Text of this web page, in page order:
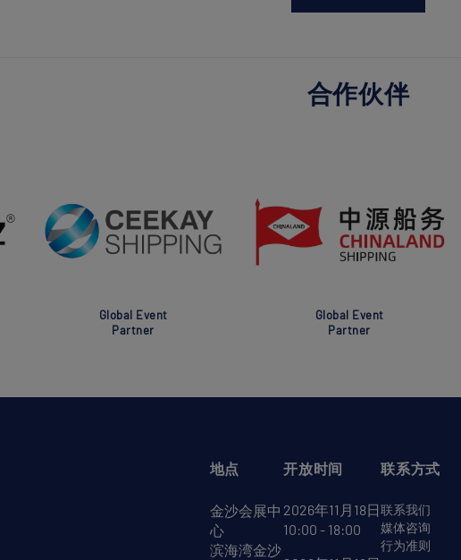
合作伙伴
Global Event
Partner
Global Event
Partner
地点
金沙会展中
心
滨海湾金沙
开放时间
2026年11月18日
10:00 - 18:00
联系方式
联系我们
媒体咨询
行为准则